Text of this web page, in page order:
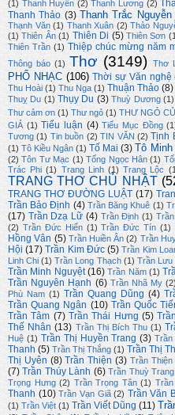
(1) Thanh Huyền (2) Thanh Lương (2)
Thanh Thảo (3) Thanh Trắc Nguyễn
Thạnh Văn (1) Thanh Xuân (2) Thảo
(1) Thiên Ân (1) Thiên Di (5) Thiên Sơn
Thiên Trần (1) Thiệp chúc mừng năm
Thông báo (1) Thơ (3149) Thơ
PHỔ NHẠC (106) Thời sự Văn nghệ
Thu Hoài (1) Thu Nga (1) Thuận Thảo (8)
Thuỵ Du (1) Thụy Du (3) Thuỳ Dương (1)
Thư cảm ơn (1) Thư ngỏ (1) THƯ NGỎ
GIẢ (1) Tiểu luận (4) Tiểu Mục Đồng
Tương (1) Tin buồn (2) TIN VĂN (2) Tịnh
(1) Tô Kiều Ngân (1) Tố Mai (3) Tô Minh
(2) Tôn Tư Mạc (1) Tống Ngọc Hân (1)
Trác Phi (1) Trang Linh (1) Trang Lộc
TRANG THƠ CHỦ NHẬT
TRANG THƠ ĐƯỜNG LUẬT (17)
Trần Bảo Định (4) Trần Băng Khuê (1)
(17) Trần Dzạ Lữ (4) Trần Định (1)
(2) Trần Đức Hiển (1) Trần Đức Tín (1)
Hồng Vân (5) Trần Huiền Ân (2) Trần
Hội (17) Trần Kim Đức (5) Trần Kim
Linh Chi (1) Trần Long Thạch (1) Trần Lưu
Trần Minh Nguyệt (16) Trần Năm (1)
Trần Nguyên Hạnh (6) Trần Nhã My (2)
Phù Nam (1) Trần Quang Dũng (4)
Trần Quang Ngân (10) Trần Quốc
Trần Tâm (7) Trần Thái Hưng (5)
Thế Nhân (13) Trần Thị Bích Thu (1)
Huệ (1) Trần Thị Huyền Trang (3) Trần
Thanh (5) Trần Thị Thắng (1) Trần Thị
Thị Uyên (8) Trần Thiện (3) Trần Thiện
(7) Trần Thúy Lành (6) Trần Thuỳ Trang
Trọng Hưng (2) Trần Trọng Tân (1)
Thanh (10) Trần Vạn Giã (2) Trần Văn
(1) Trần Việt (1) Trần Viết Dũng (11)